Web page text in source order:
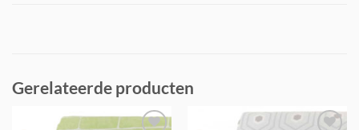
Gerelateerde producten